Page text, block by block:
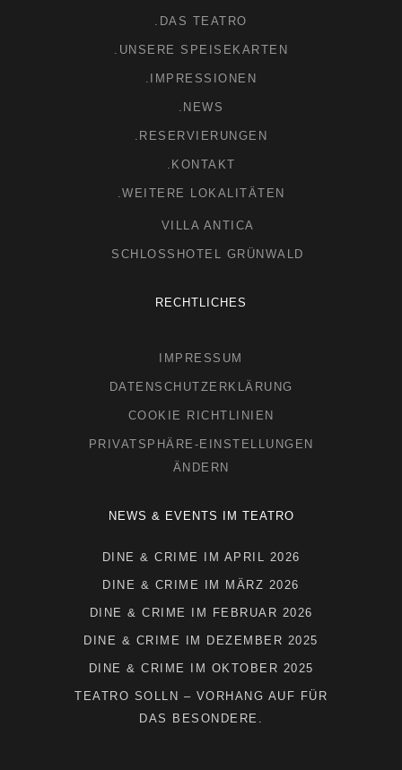
.DAS TEATRO
.UNSERE SPEISEKARTEN
.IMPRESSIONEN
.NEWS
.RESERVIERUNGEN
.KONTAKT
.WEITERE LOKALITÄTEN
VILLA ANTICA
SCHLOSSHOTEL GRÜNWALD
RECHTLICHES
IMPRESSUM
DATENSCHUTZERKLÄRUNG
COOKIE RICHTLINIEN
PRIVATSPHÄRE-EINSTELLUNGEN
ÄNDERN
NEWS & EVENTS IM TEATRO
DINE & CRIME IM APRIL 2026
DINE & CRIME IM MÄRZ 2026
DINE & CRIME IM FEBRUAR 2026
DINE & CRIME IM DEZEMBER 2025
DINE & CRIME IM OKTOBER 2025
TEATRO SOLLN – VORHANG AUF FÜR
DAS BESONDERE.